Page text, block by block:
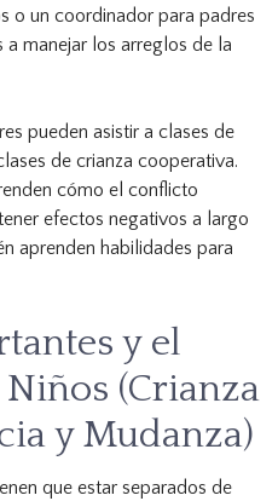
o un coordinador para padres
manejar los arreglos de la
pueden asistir a clases de
de crianza cooperativa.
cómo el conflicto
efectos negativos a largo
aprenden habilidades para
y el
(Crianza
y Mudanza)
que estar separados de